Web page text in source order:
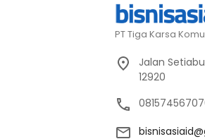
PT Tiga Karsa
Jalan
12920